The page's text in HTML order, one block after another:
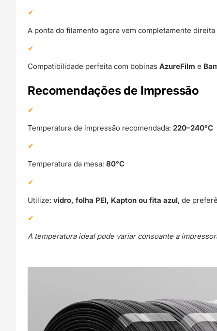
A ponta do filamento agora vem completamente
Compatibilidade perfeita com bobinasAzureFilm e
Recomendações de Impressão
Temperatura de impressão recomendada:220–240°C
Temperatura da mesa:80°C
Utilize:vidro, folha PEI, Kapton ou fita azul, de
A temperatura ideal pode variar consoante a